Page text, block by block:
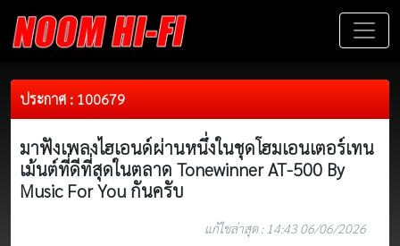
ประกาศ : 100679
มาฟังเพลงไฮเอนด์ผ่านหนึ่งในชุดโฮมเอนเตอร์เทน
เม้นต์ที่ดีที่สุดในตลาด Tonewinner AT-500 By
Music For You กันครับ
แก้ไขล่าสุด : 14:43 06/06/2026